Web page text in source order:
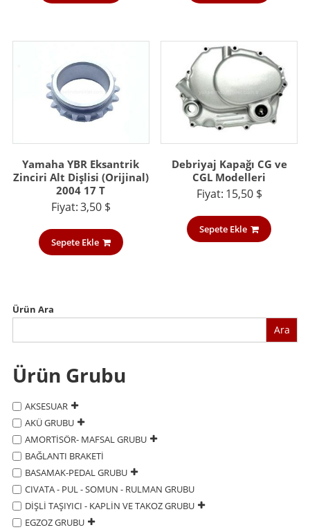
Yamaha YBR Eksantrik
Zinciri Alt Dişlisi (Orijinal)
2004 17 T
Fiyat:3,50 $
Sepete Ekle
Debriyaj Kapağı CG ve
CGL Modelleri
Fiyat: 15,50 $
Sepete Ekle
Ürün Ara
Ara
Ürün Grubu
AKSESUAR
AKÜ GRUBU
AMORTİSÖR- MAFSAL GRUBU
BAĞLANTI BRAKETİ
BASAMAK-PEDAL GRUBU
CIVATA - PUL - SOMUN - RULMAN GRUBU
DİŞLİ TAŞIYICI - KAPLİN VE TAKOZ GRUBU
EGZOZ GRUBU